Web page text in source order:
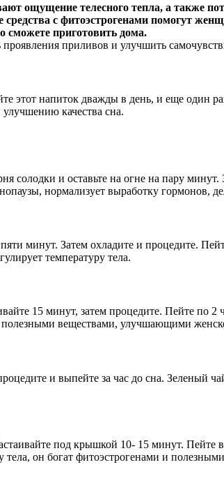
ощущение телесного тепла, а также
с фитоэстрогенами помогут
сможете приготовить дома.
приливов и улучшить
этот напиток дважды в день, и еще один
качества сна.
солодки и оставьте на огне на пару
нормализует выработку гормонов,
минут. Затем охладите и процедите.
температуру тела.
15 минут, затем процедите. Пейте по
веществами, улучшающими
и выпейте за час до сна. Зеленый
под крышкой 10- 15 минут. Пейте
он богат фитоэстрогенами и